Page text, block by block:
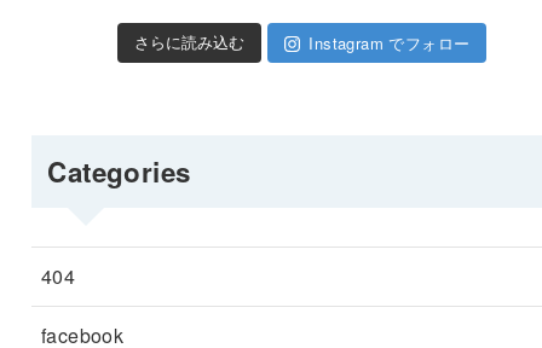
さらに読み込む Instagram でフォロー
Categories
404
facebook